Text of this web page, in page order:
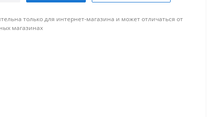
только для интернет-магазина и может отличаться от
магазинах